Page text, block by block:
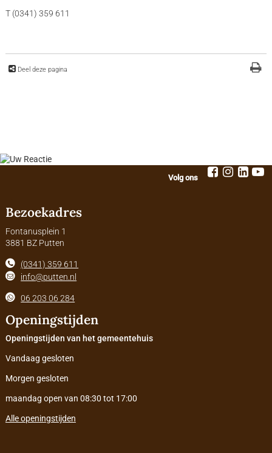
T (0341) 359 611
Deel deze pagina
Volg ons
Bezoekadres
Fontanusplein 1
3881 BZ Putten
(0341) 359 611
info@putten.nl
06 203 06 284
Openingstijden
Openingstijden van het gemeentehuis
Vandaag gesloten
Morgen gesloten
maandag open van 08:30 tot 17:00
Alle openingstijden